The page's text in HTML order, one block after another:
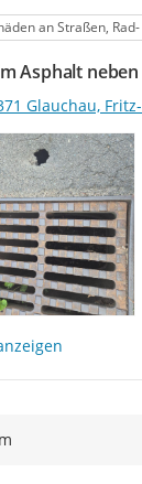
an Straßen,
Asphalt
Glauchau,